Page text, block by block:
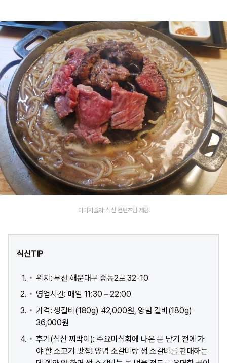
이미지출처: 식신 컨텐츠팀 제공
식신TIP
위치: 부산 해운대구 중동2로 32-10
영업시간: 매일 11:30 – 22:00
가격: 생갈비(180g) 42,000원, 양념 갈비(180g)
36,000원
후기(식신 찌박이): 수요미식회에 나온 문 닫기 전에 가
야 할 소고기 맛집! 양념 소갈비랑 생 소갈비를 판매하는